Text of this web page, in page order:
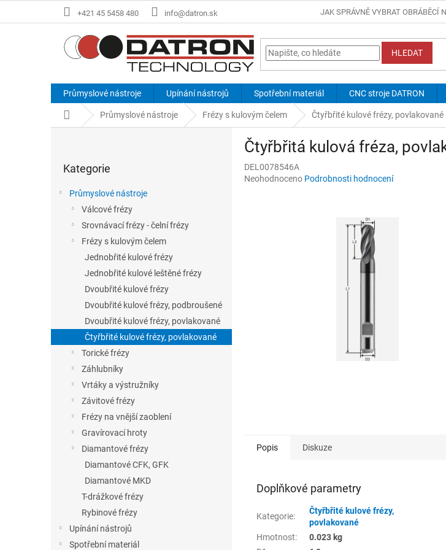
+421 45 5458 480 info@datron.sk JAK SPRÁVNĚ VYBRAT OBRÁBĚCÍ
HLEDAT
Průmyslové nástroje Upínání nástrojů Spotřební materiál CNC stroje DATRON
Domů Průmyslové nástroje Frézy s kulovým čelem Čtyřbřité kulové frézy, povlakované
kategorie
Kategorie
Průmyslové nástroje
Válcové frézy
Srovnávací frézy - čelní frézy
Frézy s kulovým čelem
Jednobřité kulové frézy
Jednobřité kulové leštěné frézy
Dvoubřité kulové frézy
Dvoubřité kulové frézy, podbroušené
Dvoubřité kulové frézy, povlakované
Čtyřbřité kulové frézy, povlakované
Torické frézy
Záhlubníky
Vrtáky a výstružníky
Závitové frézy
Frézy na vnější zaoblení
Gravírovací hroty
Diamantové frézy
Diamantové CFK, GFK
Diamantové MKD
T-drážkové frézy
Rybinové frézy
Upínání nástrojů
Spotřební materiál
Čtyřbřitá kulová fréza,
DEL0078546A
Průměrné
Neohodnoceno Podrobnosti hodnocení
Popis Diskuze
Doplňkové parametry
Kategorie:
Čtyřbřité kulové frézy,
povlakované
Hmotnost:
0.023 kg